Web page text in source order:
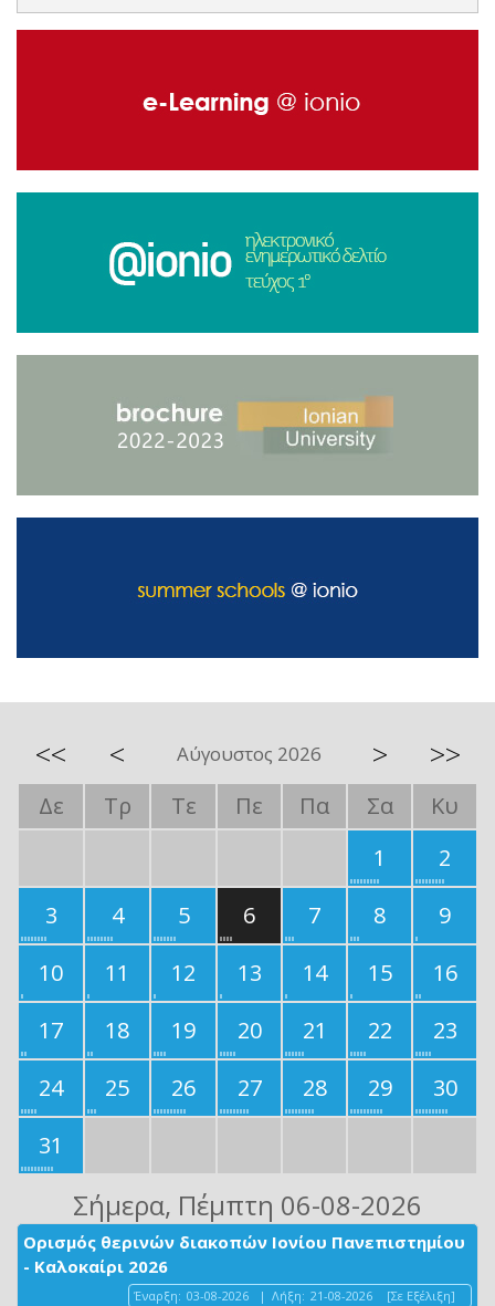
<< < Αύγουστος 2026 > >>
Δε Τρ Τε Πε Πα Σα
Κυ
1
2
3
4 5 6 7 8
9
10
11 12 13 14 15
16
17
18 19 20 21 22
23
24
25 26 27 28 29
30
31
Σήμερα, Πέμπτη 06-08-2026
Ορισμός θερινών διακοπών Ιονίου Πανεπιστημίου
- Καλοκαίρι 2026
Έναρξη: 03-08-2026 | Λήξη: 21-08-2026 [Σε Εξέλιξη]